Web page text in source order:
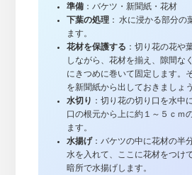
準備：バケツ・新聞紙・花材
下葉の処理： 水に浸かる部分の
ます。
花材を保護する ：切り花の花や
しながら、花材を揃え、隙間な
にきつめに巻いて固定します。
を新聞紙から出しておきましょう
水切り ：切り花の切り口を水中
口の根元から上に約１～５ｃｍ
ます。
水揚げ：バケツの中に花材の半
水を入れて、ここに花材をつけ
暗所で水揚げします。